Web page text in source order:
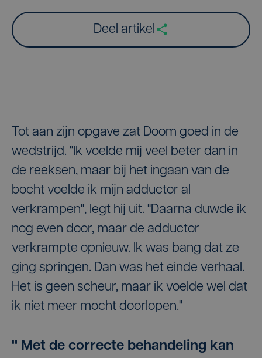
Deel artikel
Tot aan zijn opgave zat Doom goed in de
wedstrijd. "Ik voelde mij veel beter dan in
de reeksen, maar bij het ingaan van de
bocht voelde ik mijn adductor al
verkrampen", legt hij uit. "Daarna duwde ik
nog even door, maar de adductor
verkrampte opnieuw. Ik was bang dat ze
ging springen. Dan was het einde verhaal.
Het is geen scheur, maar ik voelde wel dat
ik niet meer mocht doorlopen."
" Met de correcte behandeling kan